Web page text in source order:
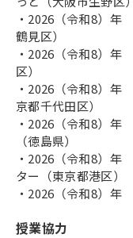
・2026（令和8）
鶴見区）
・2026（令和8）
区）
・2026（令和8）
京都千代田区）
・2026（令和8）
（徳島県）
・2026（令和8）
ター（東京都港区）
・2026（令和8）
授業協力